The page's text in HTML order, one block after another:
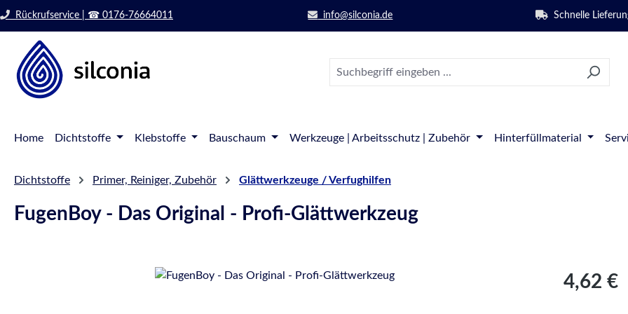
Hauptinhalt springen
Zur Suche springen
Zur Hauptnavigation springen
Rückrufservice | ☎ 0176-76664011 info@silconia.de Schnelle
Home Dichtstoffe Klebstoffe Bauschaum Werkzeuge | Arbeitsschutz | Zubehör Hinterfüllmaterial
Dichtstoffe Primer, Reiniger, Zubehör Glättwerkzeuge / Verfughilfen
FugenBoy - Das Original - Profi-Glättwerkzeug
Regulärer
4,62 €